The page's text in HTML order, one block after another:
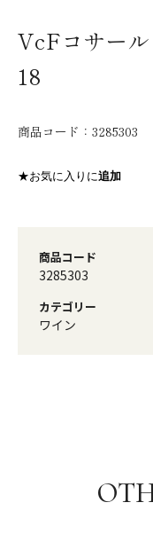
VcFコサー
18
商品コード： 3285303
★お気に入りに追加
商品コード
3285303
カテゴリー
ワイン